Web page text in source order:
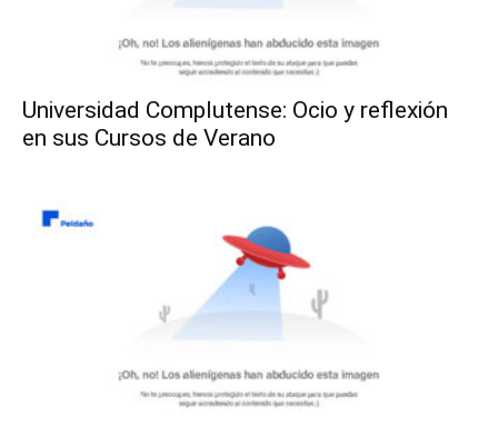
Universidad Complutense: Ocio y reflexión
en sus Cursos de Verano